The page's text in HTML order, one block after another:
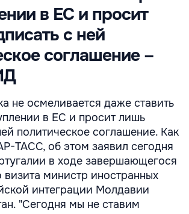
в ЕС и просит
с ней
соглашение –
не осмеливается даже ставить
в ЕС и просит лишь
политическое соглашение. Как
ТАСС, об этом заявил сегодня
в ходе завершающегося
визита министр иностранных
интеграции Молдавии
"Сегодня мы не ставим